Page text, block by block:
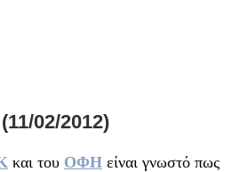
02/2012)
και του ΟΦΗ είναι γνωστό πως